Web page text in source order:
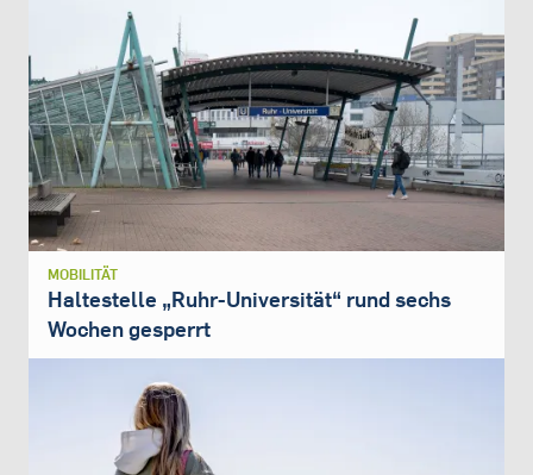
MOBILITÄT
Haltestelle „Ruhr-Universität“ rund sechs
Wochen gesperrt